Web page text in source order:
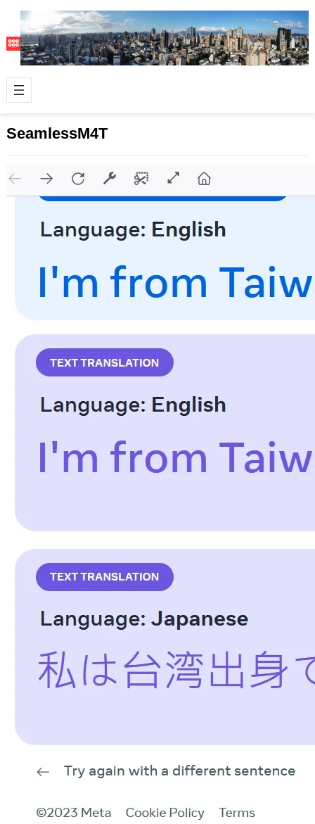
SeamlessM4T
Meta 發表全球第一個多語言加多模態的
AI 翻譯模型：SeamlessM4T
2023 年 8 月 23 日
臉書 Facebook 的母公司 Meta 日前發
翻譯模型：Seamle…